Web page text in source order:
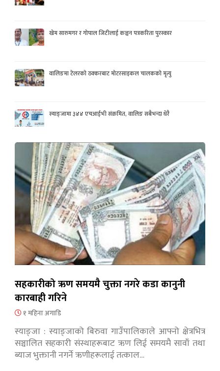
खेम सारुमगर र गोपाल जिटीलाई कञ्चन पत्रकरिता पुरस्कार
वालिङमा टेलरको ठक्करबाट मोटरसाइकल चालकको मृत्यु
स्याङ्जामा ३४४ एचआईभी संक्रमित, वालिङ सबैभन्दा धेरै
सहकारीको ऋण समयमै चुक्ता नगरे कडा कानुनी
कारबाही गरिने
१ महिना अगाडि
स्याङ्जा : स्याङ्जाको बिरुवा गाउँपालिकाले आफ्नो क्षेत्रभित्र
सञ्चालित सहकारी संस्थाहरूबाट ऋण लिई समयमै सावाँ तथा
ब्याज भुक्तानी नगर्ने ऋणीहरूलाई तत्काल…